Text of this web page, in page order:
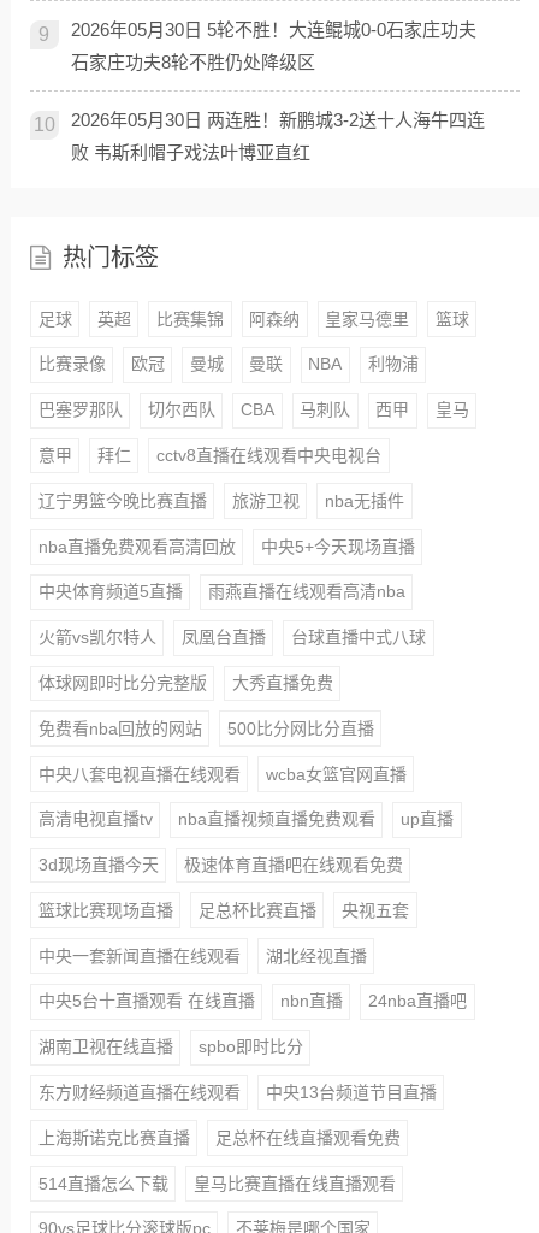
9
2026年05月30日 5轮不胜！大连鲲城0-0石家庄功夫
石家庄功夫8轮不胜仍处降级区
10
2026年05月30日 两连胜！新鹏城3-2送十人海牛四连
败 韦斯利帽子戏法叶博亚直红
热门标签
足球 英超 比赛集锦 阿森纳 皇家马德里 篮球
比赛录像 欧冠 曼城 曼联 NBA 利物浦
巴塞罗那队 切尔西队 CBA 马刺队 西甲 皇马
意甲 拜仁 cctv8直播在线观看中央电视台
辽宁男篮今晚比赛直播 旅游卫视 nba无插件
nba直播免费观看高清回放 中央5+今天现场直播
中央体育频道5直播 雨燕直播在线观看高清nba
火箭vs凯尔特人 凤凰台直播 台球直播中式八球
体球网即时比分完整版 大秀直播免费
免费看nba回放的网站 500比分网比分直播
中央八套电视直播在线观看 wcba女篮官网直播
高清电视直播tv nba直播视频直播免费观看 up直播
3d现场直播今天 极速体育直播吧在线观看免费
篮球比赛现场直播 足总杯比赛直播 央视五套
中央一套新闻直播在线观看 湖北经视直播
中央5台十直播观看 在线直播 nbn直播 24nba直播吧
湖南卫视在线直播 spbo即时比分
东方财经频道直播在线观看 中央13台频道节目直播
上海斯诺克比赛直播 足总杯在线直播观看免费
514直播怎么下载 皇马比赛直播在线直播观看
90vs足球比分滚球版pc 不莱梅是哪个国家